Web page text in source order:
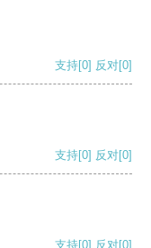
支持[0] 反对[0]
支持[0] 反对[0]
支持[0] 反对[0]